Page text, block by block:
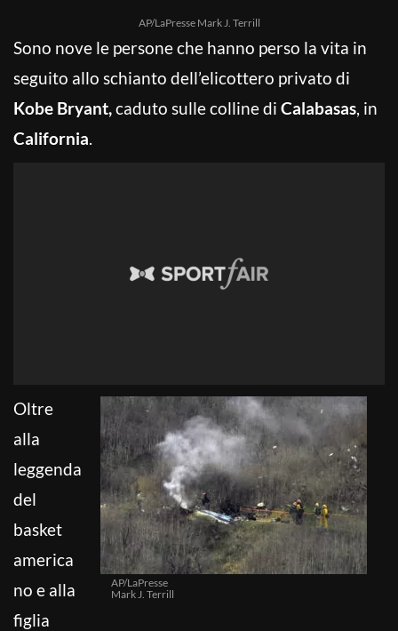
AP/LaPresse Mark J. Terrill
Sono nove le persone che hanno perso la vita in
seguito allo schianto dell’elicottero privato di
Kobe Bryant,caduto sulle colline di Calabasas, in
California.
AP/LaPresse
Mark J. Terrill
Oltre
alla
leggenda
del
basket
america
no e alla
figlia